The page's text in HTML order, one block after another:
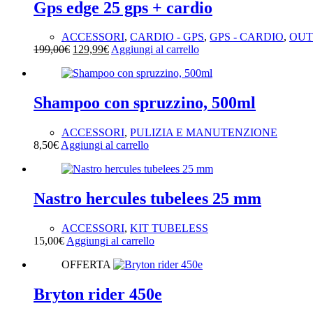
Gps edge 25 gps + cardio
ACCESSORI, CARDIO - GPS, GPS - CARDIO,
199,00€ Il
originale
199,00€.
129,99€Il
attuale
129,99€.
Aggiungi al carrello
Shampoo con spruzzino, 500ml
ACCESSORI, PULIZIA E MANUTENZIONE
8,50€ Aggiungi al carrello
Nastro hercules tubelees 25 mm
ACCESSORI, KIT TUBELESS
15,00€ Aggiungi al carrello
OFFERTA
Bryton rider 450e